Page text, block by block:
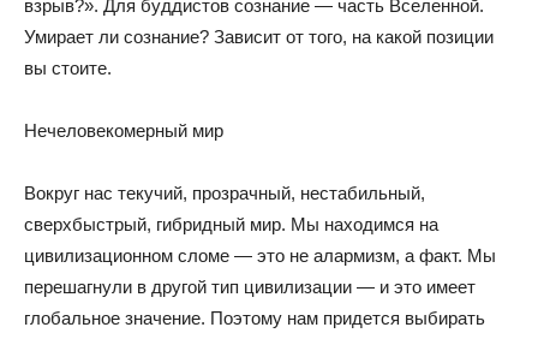
взрыв?». Для буддистов сознание — часть Вселенной.
Умирает ли сознание? Зависит от того, на какой позиции
вы стоите.
Нечеловекомерный мир
Вокруг нас текучий, прозрачный, нестабильный,
сверхбыстрый, гибридный мир. Мы находимся на
цивилизационном сломе — это не алармизм, а факт. Мы
перешагнули в другой тип цивилизации — и это имеет
глобальное значение. Поэтому нам придется выбирать